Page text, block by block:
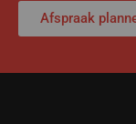
Afspraak